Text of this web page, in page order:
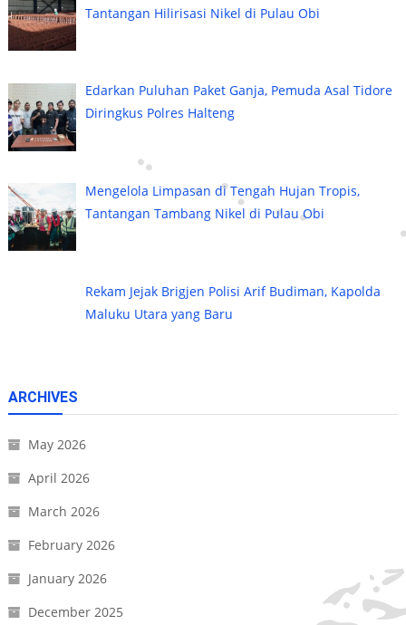
Tantangan Hilirisasi Nikel di Pulau Obi
Edarkan Puluhan Paket Ganja, Pemuda Asal Tidore
Diringkus Polres Halteng
Mengelola Limpasan di Tengah Hujan Tropis,
Tantangan Tambang Nikel di Pulau Obi
Rekam Jejak Brigjen Polisi Arif Budiman, Kapolda
Maluku Utara yang Baru
ARCHIVES
May 2026
April 2026
March 2026
February 2026
January 2026
December 2025